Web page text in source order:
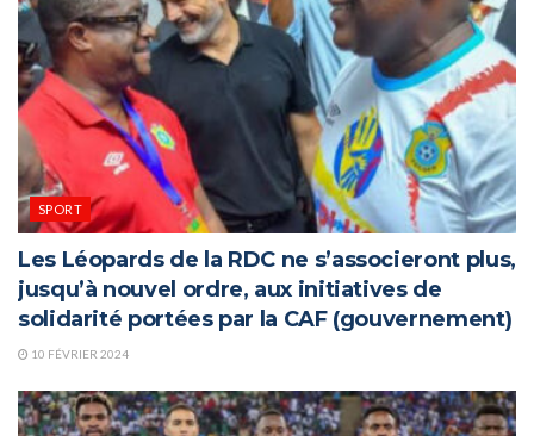
SPORT
Les Léopards de la RDC ne s’associeront plus,
jusqu’à nouvel ordre, aux initiatives de
solidarité portées par la CAF (gouvernement)
10 FÉVRIER 2024